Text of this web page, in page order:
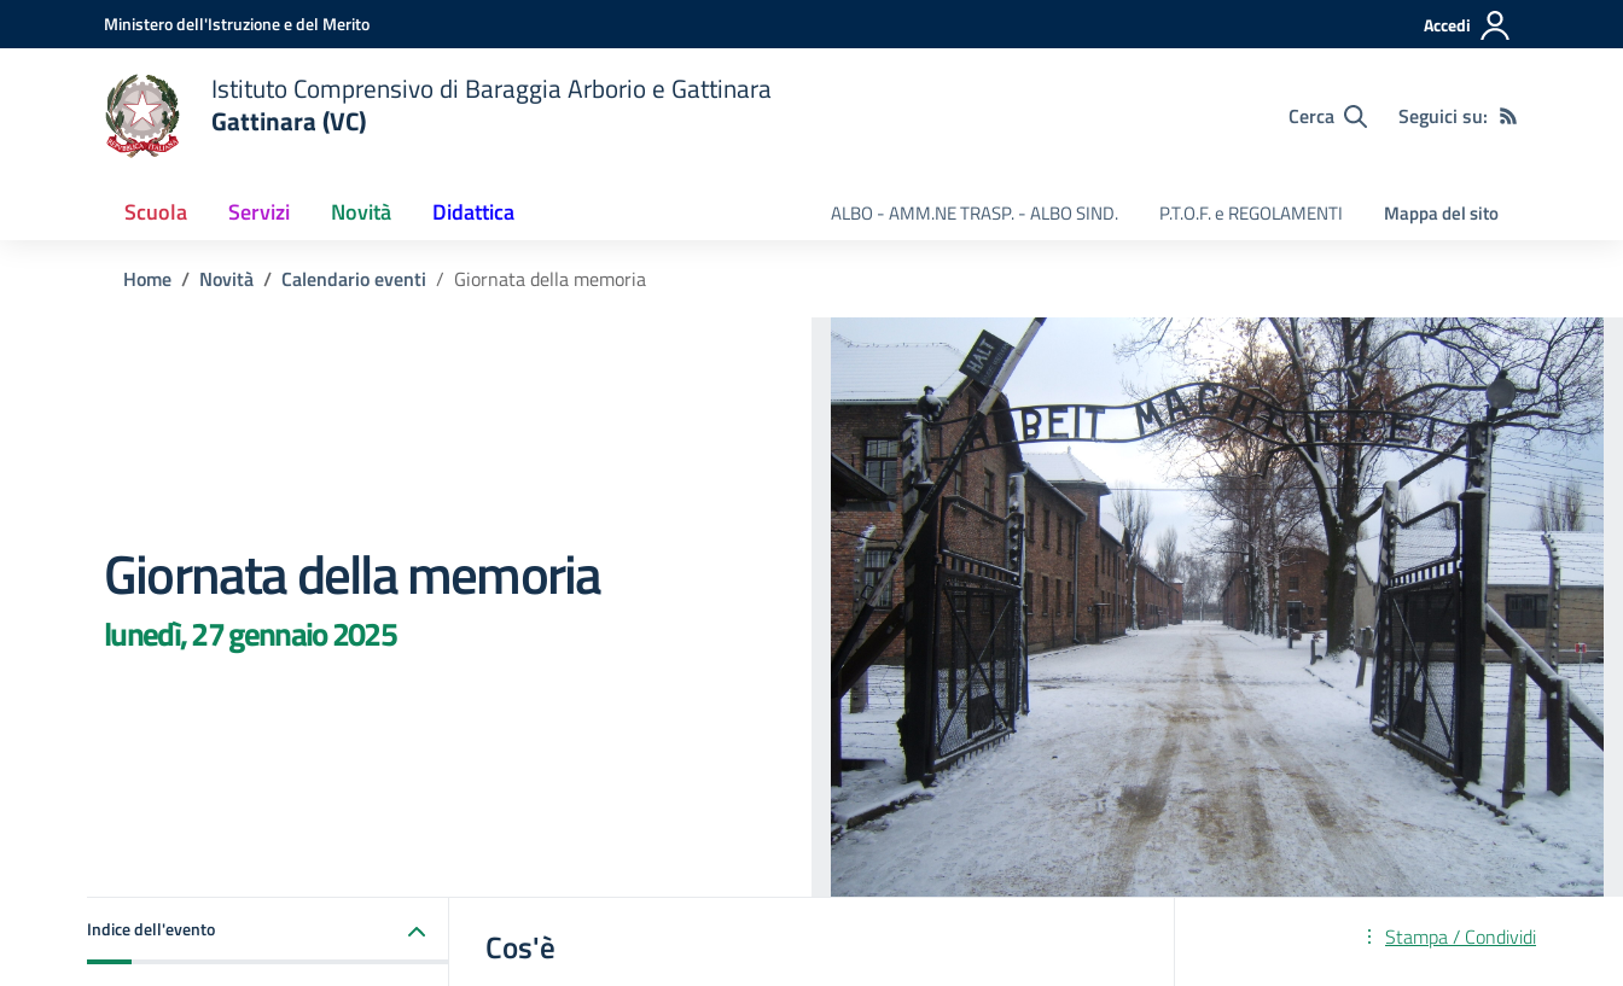
Vai ai contenuti
Vai al menu di navigazioneMinistero dell'Istruzione e del Merito Accedi
Istituto Comprensivo di Baraggia Arborio e Gattinara
Gattinara (VC)
Cerca Seguici su:
Scuola Servizi Novità Didattica ALBO - AMM.NE TRASP. - ALBO SIND. P.T.O.F. e REGOLAMENTI Mappa del sito
Home Novità Calendario eventi Giornata della memoria
Giornata della memoria
lunedì, 27 gennaio 2025
Indice dell'evento
Cos'è
Stampa / Condividi